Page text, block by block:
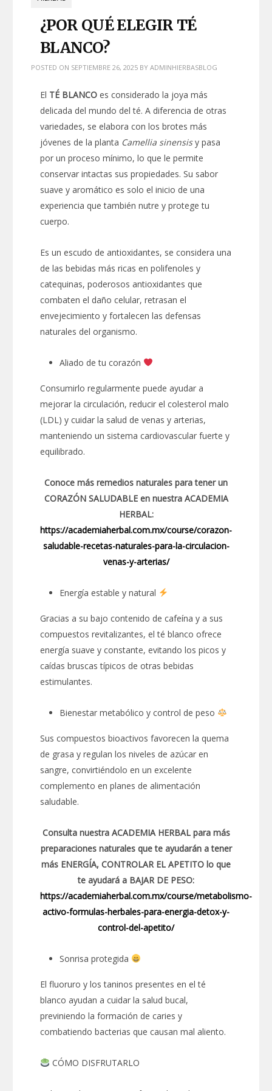
¿POR QUÉ ELEGIR TÉ
BLANCO?
POSTED ON SEPTIEMBRE 26, 2025 BY ADMINHIERBASBLOG
El TÉ BLANCO es considerado la joya más
delicada del mundo del té. A diferencia de otras
variedades, se elabora con los brotes más
jóvenes de la planta Camellia sinensisy pasa
por un proceso mínimo, lo que le permite
conservar intactas sus propiedades. Su sabor
suave y aromático es solo el inicio de una
experiencia que también nutre y protege tu
cuerpo.
Es un escudo de antioxidantes, se considera una
de las bebidas más ricas en polifenoles y
catequinas, poderosos antioxidantes que
combaten el daño celular, retrasan el
envejecimiento y fortalecen las defensas
naturales del organismo.
Aliado de tu corazón
Consumirlo regularmente puede ayudar a
mejorar la circulación, reducir el colesterol malo
(LDL) y cuidar la salud de venas y arterias,
manteniendo un sistema cardiovascular fuerte y
equilibrado.
Conoce más remedios naturales para tener un
CORAZÓN SALUDABLE en nuestra ACADEMIA
HERBAL:
https://academiaherbal.com.mx/course/corazon-
saludable-recetas-naturales-para-la-circulacion-
venas-y-arterias/
Energía estable y natural
Gracias a su bajo contenido de cafeína y a sus
compuestos revitalizantes, el té blanco ofrece
energía suave y constante, evitando los picos y
caídas bruscas típicos de otras bebidas
estimulantes.
Bienestar metabólico y control de peso
Sus compuestos bioactivos favorecen la quema
de grasa y regulan los niveles de azúcar en
sangre, convirtiéndolo en un excelente
complemento en planes de alimentación
saludable.
Consulta nuestra ACADEMIA HERBAL para más
preparaciones naturales que te ayudarán a tener
más ENERGÍA, CONTROLAR EL APETITO lo que
te ayudará a BAJAR DE PESO:
https://academiaherbal.com.mx/course/metabolismo-
activo-formulas-herbales-para-energia-detox-y-
control-del-apetito/
Sonrisa protegida
El fluoruro y los taninos presentes en el té
blanco ayudan a cuidar la salud bucal,
previniendo la formación de caries y
combatiendo bacterias que causan mal aliento.
CÓMO DISFRUTARLO